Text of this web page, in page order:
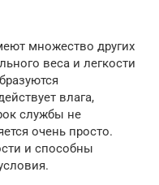
множество других
веса и легкости
влага,
службы не
очень просто.
и способны